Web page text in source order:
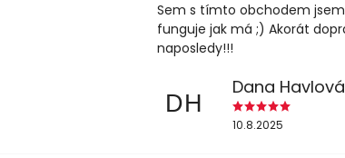
Sem s tímto obchodem
funguje jak má ;) Akorát
naposledy!!!
DH
Dana Havlová
10.8.2025